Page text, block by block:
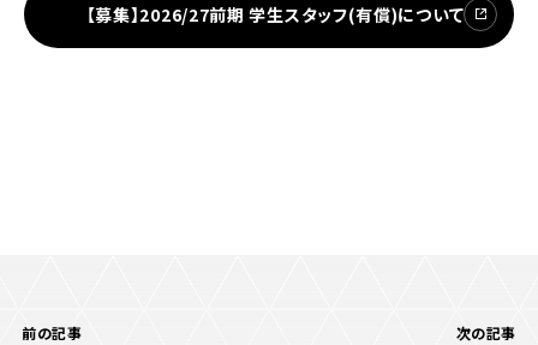
【募集】2026/27前期 学生スタッフ(有償)について
前の記事 次の記事